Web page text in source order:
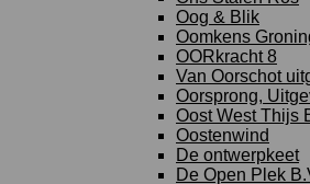
Oog & Blik
Oomkens
OORkracht 8
Van Oorschot
Oorsprong,
Oost West Thijs
Oostenwind
De ontwerpkeet
De Open Plek